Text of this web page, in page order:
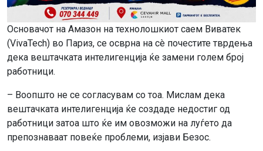
Основачот на Амазон на технолошкиот саем Виватек
(VivaTech) во Париз, се осврна на сè почестите тврдења
дека вештачката интелигенција ќе замени голем број
работници.
– Воопшто не се согласувам со тоа. Мислам дека
вештачката интелигенција ќе создаде недостиг од
работници затоа што ќе им овозможи на луѓето да
препознаваат повеќе проблеми, изјави Безос.